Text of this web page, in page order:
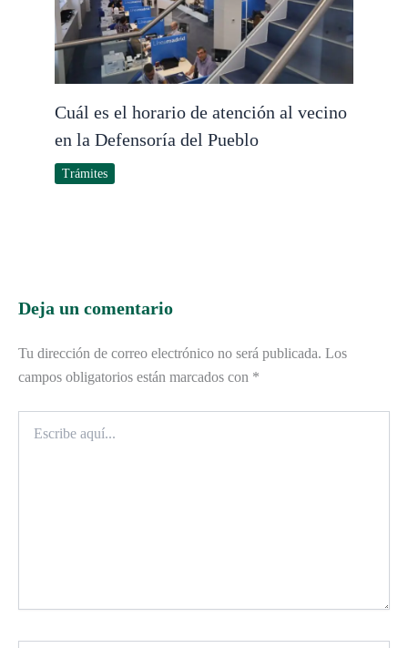
Cuál es el horario de atención al vecino
en la Defensoría del Pueblo
Trámites
Deja un comentario
Tu dirección de correo electrónico no será publicada. Los
campos obligatorios están marcados con *
aquí...